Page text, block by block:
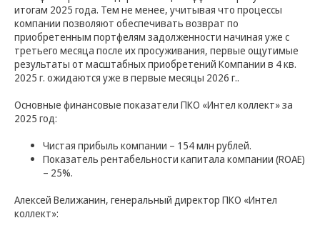
итогам 2025 года. Тем не менее, учитывая что процессы
компании позволяют обеспечивать возврат по
приобретенным портфелям задолженности начиная уже с
третьего месяца после их просуживания, первые ощутимые
результаты от масштабных приобретений Компании в 4 кв.
2025 г. ожидаются уже в первые месяцы 2026 г..
Основные финансовые показатели ПКО «Интел коллект» за
2025 год:
Чистая прибыль компании – 154 млн рублей.
Показатель рентабельности капитала компании (ROAE)
– 25%.
Алексей Велижанин, генеральный директор ПКО «Интел
коллект»: